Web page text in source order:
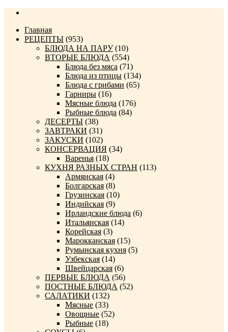
Главная
РЕЦЕПТЫ (953)
БЛЮДА НА ПАРУ(10)
ВТОРЫЕ БЛЮДА (554)
Блюда без мяса (71)
Блюда из птицы (134)
Блюда с грибами (65)
Гарниры (16)
Мясные блюда (176)
Рыбные блюда (84)
ДЕСЕРТЫ (38)
ЗАВТРАКИ (31)
ЗАКУСКИ (102)
КОНСЕРВАЦИЯ (34)
Варенья (18)
КУХНЯ РАЗНЫХ СТРАН (113)
Армянская (4)
Болгарская (8)
Грузинская (10)
Индийская (9)
Ирландские блюда (6)
Итальянская (14)
Корейская (3)
Марокканская (15)
Румынская кухня (5)
Узбекская (14)
Швейцарская (6)
ПЕРВЫЕ БЛЮДА (56)
ПОСТНЫЕ БЛЮДА (52)
САЛАТИКИ (132)
Мясные (33)
Овощные (52)
Рыбные (18)